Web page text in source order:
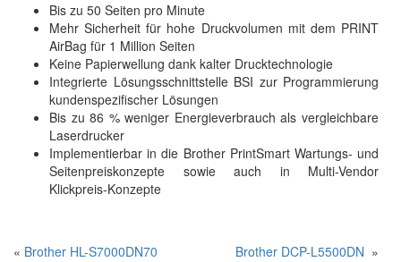
Bis zu 50 Seiten pro Minute
Mehr Sicherheit für hohe Druckvolumen mit dem PRINT
AirBag für 1 Million Seiten
Keine Papierwellung dank kalter Drucktechnologie
Integrierte Lösungsschnittstelle BSI zur Programmierung
kundenspezifischer Lösungen
Bis zu 86 % weniger Energieverbrauch als vergleichbare
Laserdrucker
Implementierbar in die Brother PrintSmart Wartungs- und
Seitenpreiskonzepte sowie auch in Multi-Vendor
Klickpreis-Konzepte
« Brother HL-S7000DN70 Brother DCP-L5500DN »